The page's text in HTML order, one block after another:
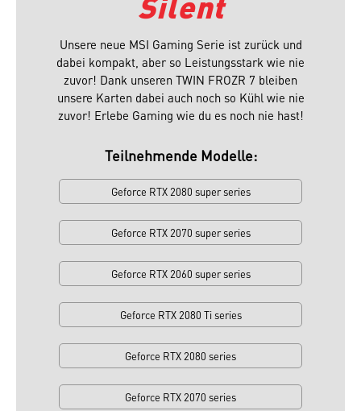
Unsere neue MSI Gaming Serie ist zurück und
dabei kompakt, aber so Leistungsstark wie nie
zuvor! Dank unseren TWIN FROZR 7 bleiben
unsere Karten dabei auch noch so Kühl wie nie
zuvor! Erlebe Gaming wie du es noch nie hast!
Teilnehmende Modelle:
Geforce RTX 2080 super series
Geforce RTX 2070 super series
Geforce RTX 2060 super series
Geforce RTX 2080 Ti series
Geforce RTX 2080 series
Geforce RTX 2070 series